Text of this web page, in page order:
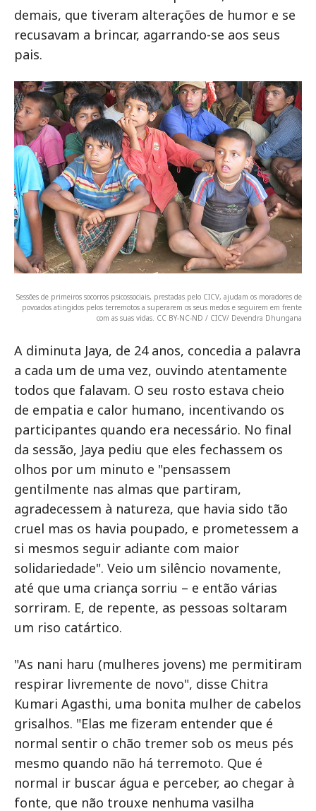
demais, que tiveram alterações de humor e se
recusavam a brincar, agarrando-se aos seus
pais.
Sessões de primeiros socorros psicossociais, prestadas pelo CICV, ajudam os moradores de
povoados atingidos pelos terremotos a superarem os seus medos e seguirem em frente
com as suas vidas. CC BY-NC-ND / CICV/ Devendra Dhungana
A diminuta Jaya, de 24 anos, concedia a palavra
a cada um de uma vez, ouvindo atentamente
todos que falavam. O seu rosto estava cheio
de empatia e calor humano, incentivando os
participantes quando era necessário. No final
da sessão, Jaya pediu que eles fechassem os
olhos por um minuto e "pensassem
gentilmente nas almas que partiram,
agradecessem à natureza, que havia sido tão
cruel mas os havia poupado, e prometessem a
si mesmos seguir adiante com maior
solidariedade". Veio um silêncio novamente,
até que uma criança sorriu – e então várias
sorriram. E, de repente, as pessoas soltaram
um riso catártico.
"As nani haru (mulheres jovens) me permitiram
respirar livremente de novo", disse Chitra
Kumari Agasthi, uma bonita mulher de cabelos
grisalhos. "Elas me fizeram entender que é
normal sentir o chão tremer sob os meus pés
mesmo quando não há terremoto. Que é
normal ir buscar água e perceber, ao chegar à
fonte, que não trouxe nenhuma vasilha